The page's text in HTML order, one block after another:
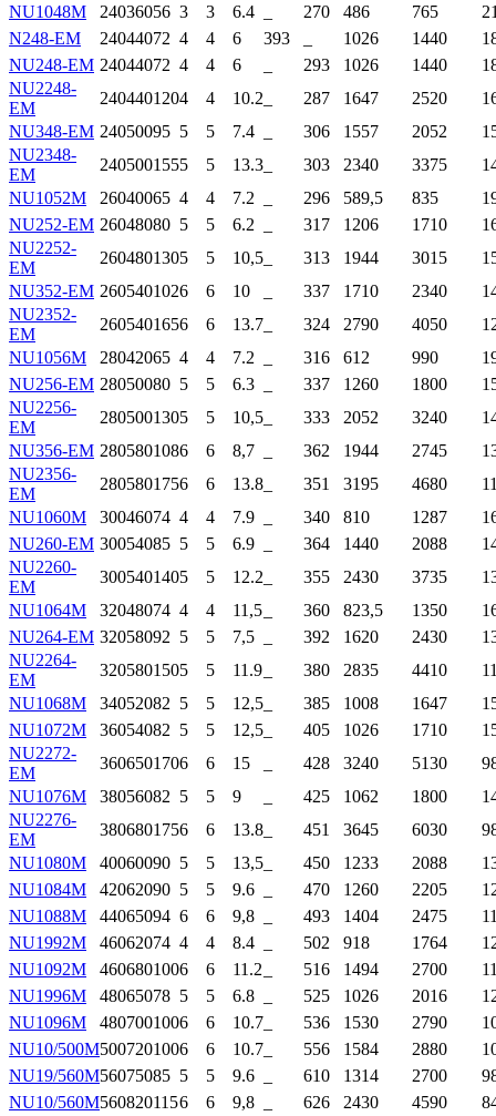
NU1048M
24036056 3 3 6.4 270 486 765
N248-EM
24044072 4 4 6 393 1026 1440
NU248-EM 24044072 4 4 6 293 1026 1440
NU2248-
EM
2404401204 4 10.2 287 1647 2520
NU348-EM 24050095 5 5 7.4 306 1557 2052
NU2348-
EM
2405001555 5 13.3 303 2340 3375
NU1052M
26040065 4 4 7.2 296 589,5 835
NU252-EM 26048080 5 5 6.2 317 1206 1710
NU2252-
EM
2604801305 5 10,5 313 1944 3015
NU352-EM 2605401026 6 10 337 1710 2340
NU2352-
EM
2605401656 6 13.7 324 2790 4050
NU1056M
28042065 4 4 7.2 316 612 990
NU256-EM 28050080 5 5 6.3 337 1260 1800
NU2256-
EM
2805001305 5 10,5 333 2052 3240
NU356-EM 2805801086 6 8,7 362 1944 2745
NU2356-
EM
2805801756 6 13.8 351 3195 4680
NU1060M
30046074 4 4 7.9 340 810 1287
NU260-EM 30054085 5 5 6.9 364 1440 2088
NU2260-
EM
3005401405 5 12.2 355 2430 3735
NU1064M
32048074 4 4 11,5 360 823,5 1350
NU264-EM 32058092 5 5 7,5 392 1620 2430
NU2264-
EM
3205801505 5 11.9 380 2835 4410
NU1068M
34052082 5 5 12,5 385 1008 1647
NU1072M
36054082 5 5 12,5 405 1026 1710
NU2272-
EM
3606501706 6 15 428 3240 5130
NU1076M
38056082 5 5 9 425 1062 1800
NU2276-
EM
3806801756 6 13.8 451 3645 6030
NU1080M
40060090 5 5 13,5 450 1233 2088
NU1084M
42062090 5 5 9.6 470 1260 2205
NU1088M
44065094 6 6 9,8 493 1404 2475
NU1992M
46062074 4 4 8.4 502 918 1764
NU1092M
4606801006 6 11.2 516 1494 2700
NU1996M
48065078 5 5 6.8 525 1026 2016
NU1096M
4807001006 6 10.7 536 1530 2790
NU10/500M5007201006 6 10.7 556 1584 2880
NU19/560M56075085 5 5 9.6 610 1314 2700
NU10/560M5608201156 6 9,8 626 2430 4590